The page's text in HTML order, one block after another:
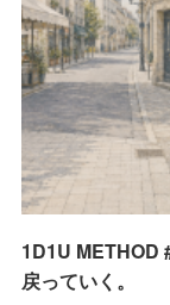
1D1U METHOD
戻っていく。